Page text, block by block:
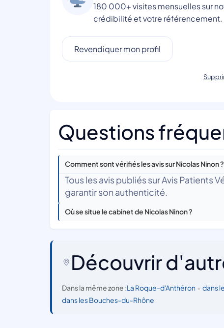
180 000+ visites mensuelles sur
crédibilité et votre référencement.
Revendiquer mon profil
Questions
Comment sont vérifiés les avis sur Nicolas Ninon ?
Tous les avis publiés sur Avis
garantir son authenticité.
Où se situe le cabinet de Nicolas Ninon ?
Découvrir
Dans la même zone :La Roque-d'Anthéron • dans
dans les Bouches-du-Rhône